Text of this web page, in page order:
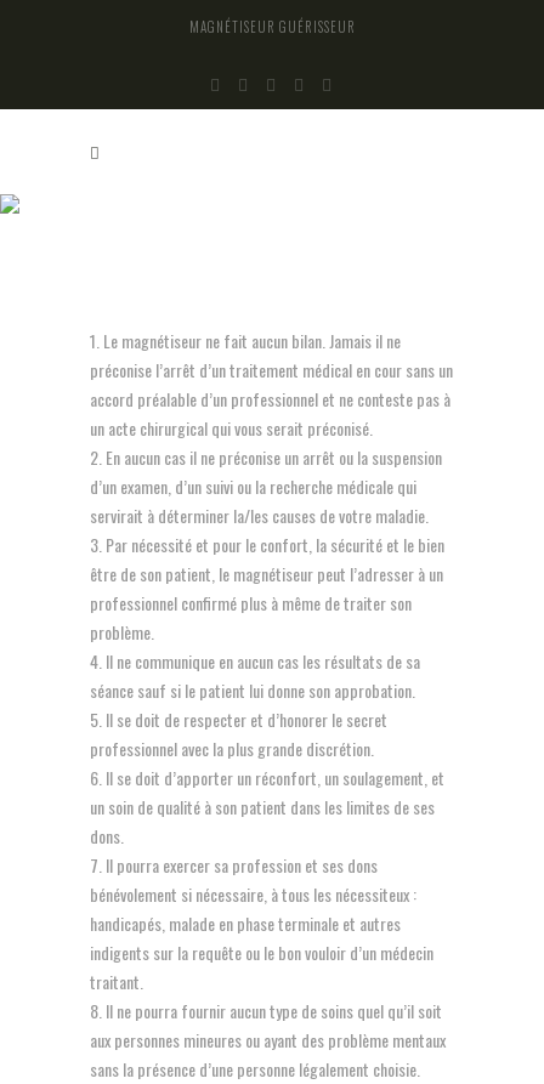
MAGNÉTISEUR GUÉRISSEUR
Le magnétiseur ne fait aucun bilan. Jamais il ne
préconise l’arrêt d’un traitement médical en cour sans un
accord préalable d’un professionnel et ne conteste pas à
un acte chirurgical qui vous serait préconisé.
En aucun cas il ne préconise un arrêt ou la suspension
d’un examen, d’un suivi ou la recherche médicale qui
servirait à déterminer la/les causes de votre maladie.
Par nécessité et pour le confort, la sécurité et le bien
être de son patient, le magnétiseur peut l’adresser à un
professionnel confirmé plus à même de traiter son
problème.
Il ne communique en aucun cas les résultats de sa
séance sauf si le patient lui donne son approbation.
Il se doit de respecter et d’honorer le secret
professionnel avec la plus grande discrétion.
Il se doit d’apporter un réconfort, un soulagement, et
un soin de qualité à son patient dans les limites de ses
dons.
Il pourra exercer sa profession et ses dons
bénévolement si nécessaire, à tous les nécessiteux :
handicapés, malade en phase terminale et autres
indigents sur la requête ou le bon vouloir d’un médecin
traitant.
Il ne pourra fournir aucun type de soins quel qu’il soit
aux personnes mineures ou ayant des problème mentaux
sans la présence d’une personne légalement choisie.